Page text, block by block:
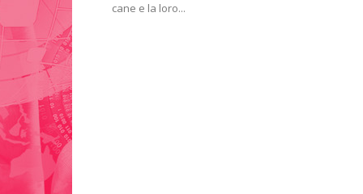
cane e la loro...